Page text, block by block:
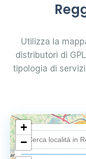
Utilizza la
distributori di
tipologia di
18
+
−